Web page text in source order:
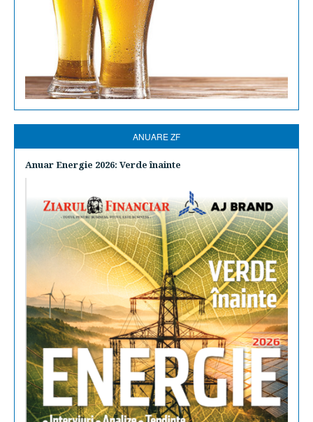
ANUARE ZF
Anuar Energie 2026: Verde înainte